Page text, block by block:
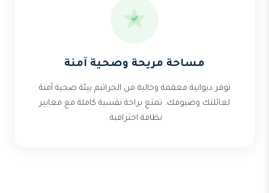
مساحة مريحة وصحية آمنة
توفر ديوانية معقمة وخالية من الجراثيم بيئة صحية آمنة
لعائلتك وضيوفك. تمتع براحة نفسية كاملة مع معايير
نظافة احترافية.